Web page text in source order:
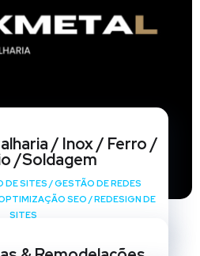
/ Inox / Ferro /
/Soldagem
DE SITES /GESTÃO DE REDES
SEO /REDESIGN DE
SITES